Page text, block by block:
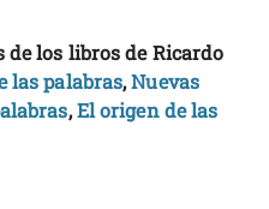
los libros de Ricardo
las palabras,Nuevas
,El origen de las